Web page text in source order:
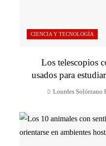
CIENCIA Y TECNOLOGÍA
Los telescopios
usados para
Lourdes Solórzano